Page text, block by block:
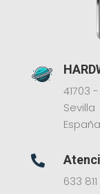
41703
Sevilla
España

633 811